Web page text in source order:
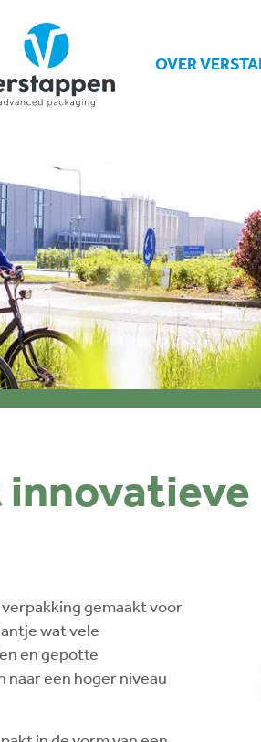
OVER
gemaakt voor
wat vele
en gepotte
een hoger niveau